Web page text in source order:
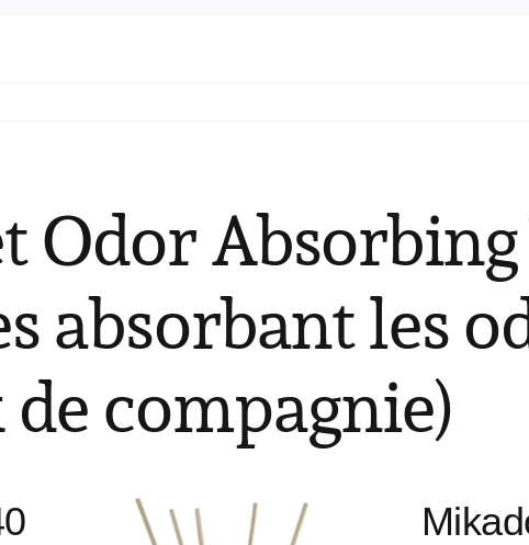
Odor
absorbant les
compagnie)